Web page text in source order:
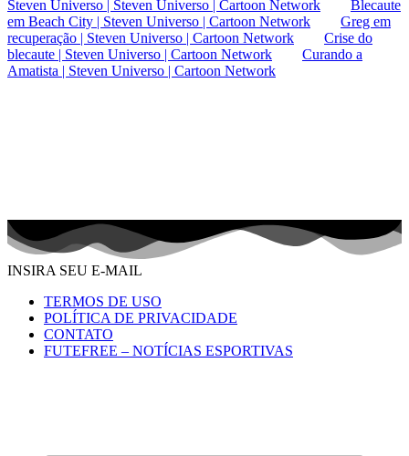
Steven Universo | Steven Universo | Cartoon Network
Blecaute
em Beach City | Steven Universo | Cartoon Network
Greg em
recuperação | Steven Universo | Cartoon Network
Crise do
blecaute | Steven Universo | Cartoon Network
Curando a
Amatista | Steven Universo | Cartoon Network
INSIRA SEU E-MAIL
TERMOS DE USO
POLÍTICA DE PRIVACIDADE
CONTATO
FUTEFREE – NOTÍCIAS ESPORTIVAS